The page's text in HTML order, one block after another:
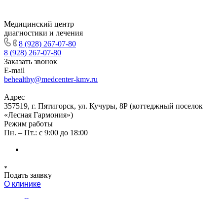
Медицинский центр
диагностики и лечения
8 (928) 267-07-80
8 (928) 267-07-80
Заказать звонок
E-mail
behealthy@medcenter-kmv.ru
Адрес
357519, г. Пятигорск, ул. Кучуры, 8Р (коттеджный поселок
«Лесная Гармония»)
Режим работы
Пн. – Пт.: с 9:00 до 18:00
Подать заявку
О клинике